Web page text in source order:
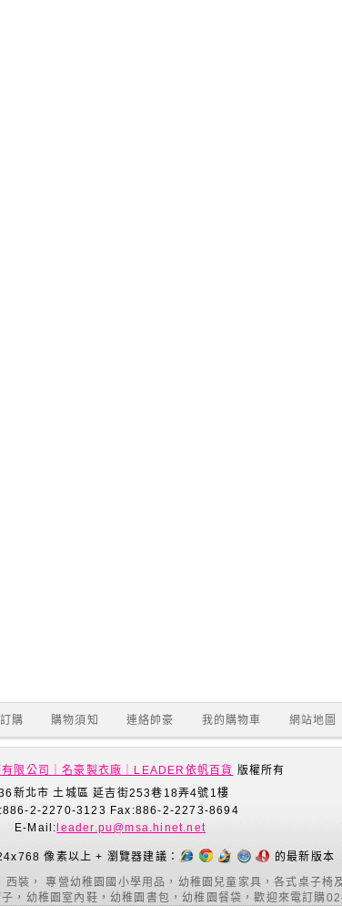
購 購物須知 連絡帥豪 我的購物車 網站地圖
有限公司｜名豪製衣廠｜LEADER依帆百貨 版權所有
新北市 土城區 延吉街253巷18弄4號1樓
2-2270-3123 Fax:886-2-2273-8694
E-Mail: leader.pu@msa.hinet.net
像素以上 + 瀏覽器建議： 的最新版本
裝， 專營幼稚園國小學用品，幼稚園兒童家具，各式桌子椅
，幼稚園室內鞋，幼稚園書包，幼稚園餐袋，歡迎來電訂購